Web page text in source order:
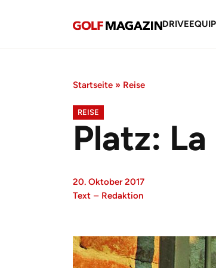
DRIVE
Startseite » Reise
REISE
Platz:
20. Oktober 2017
Text – Redaktion